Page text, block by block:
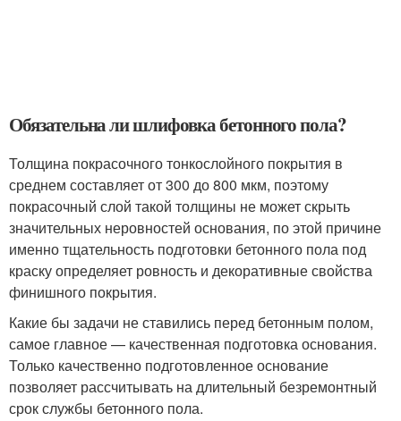
Обязательна ли шлифовка бетонного пола?
Толщина покрасочного тонкослойного покрытия в
среднем составляет от 300 до 800 мкм, поэтому
покрасочный слой такой толщины не может скрыть
значительных неровностей основания, по этой причине
именно тщательность подготовки бетонного пола под
краску определяет ровность и декоративные свойства
финишного покрытия.
Какие бы задачи не ставились перед бетонным полом,
самое главное — качественная подготовка основания.
Только качественно подготовленное основание
позволяет рассчитывать на длительный безремонтный
срок службы бетонного пола.